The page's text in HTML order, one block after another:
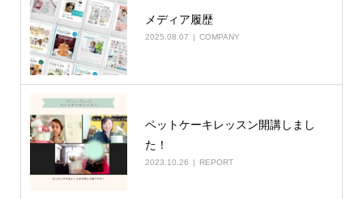
メディア履歴
2025.08.07 COMPANY
ペットケーキレッスン開講しまし
た！
2023.10.26 REPORT